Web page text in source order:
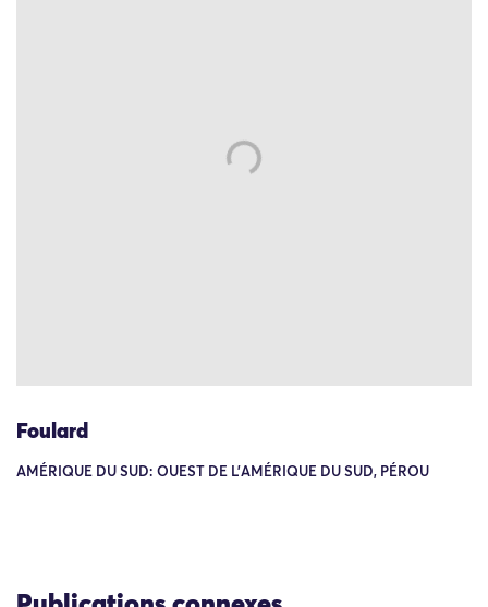
Foulard
AMÉRIQUE DU SUD: OUEST DE L'AMÉRIQUE DU SUD, PÉROU